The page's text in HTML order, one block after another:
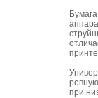
при